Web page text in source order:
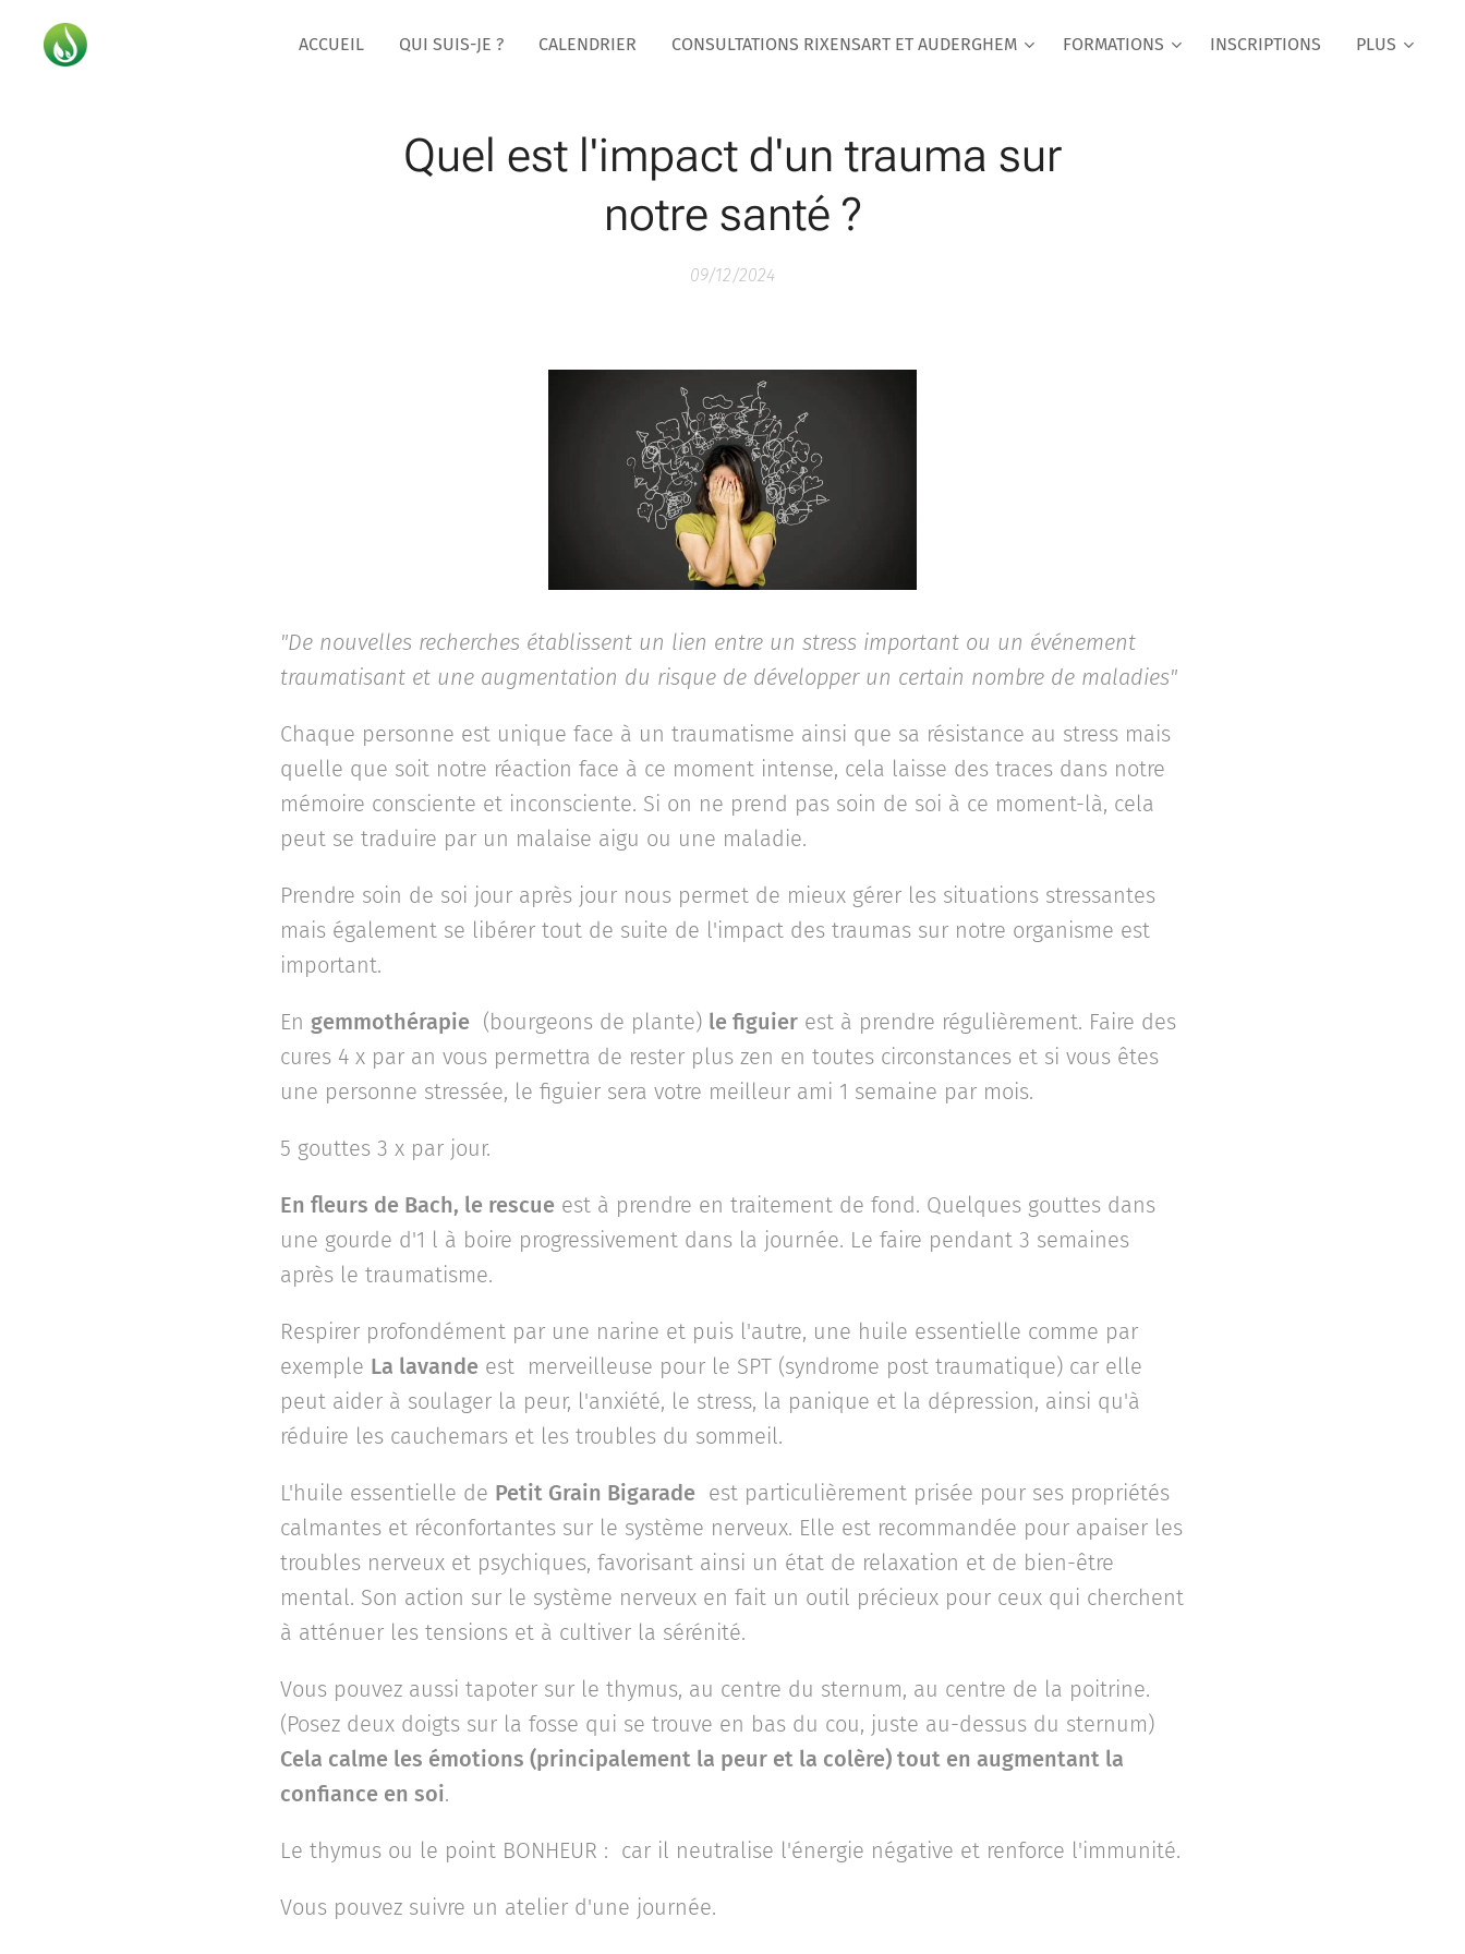
ACCUEIL QUI SUIS-JE ? CALENDRIER CONSULTATIONS RIXENSART ET AUDERGHEM FORMATIONS INSCRIPTIONS PLUS
Quel est l'impact d'un trauma sur
notre santé ?
09/12/2024
"De nouvelles recherches établissent un lien entre un stress important ou un événement
traumatisant et une augmentation du risque de développer un certain nombre de maladies"
Chaque personne est unique face à un traumatisme ainsi que sa résistance au stress mais
quelle que soit notre réaction face à ce moment intense, cela laisse des traces dans notre
mémoire consciente et inconsciente. Si on ne prend pas soin de soi à ce moment-là, cela
peut se traduire par un malaise aigu ou une maladie.
Prendre soin de soi jour après jour nous permet de mieux gérer les situations stressantes
mais également se libérer tout de suite de l'impact des traumas sur notre organisme est
important.
En gemmothérapie (bourgeons de plante) le figuier est à prendre régulièrement. Faire des
cures 4 x par an vous permettra de rester plus zen en toutes circonstances et si vous êtes
une personne stressée, le figuier sera votre meilleur ami 1 semaine par mois.
5 gouttes 3 x par jour.
En fleurs de Bach, le rescue est à prendre en traitement de fond. Quelques gouttes dans
une gourde d'1 l à boire progressivement dans la journée. Le faire pendant 3 semaines
après le traumatisme.
Respirer profondément par une narine et puis l'autre, une huile essentielle comme par
exemple La lavande est merveilleuse pour le SPT (syndrome post traumatique) car elle
peut aider à soulager la peur, l'anxiété, le stress, la panique et la dépression, ainsi qu'à
réduire les cauchemars et les troubles du sommeil.
L'huile essentielle de Petit Grain Bigarade est particulièrement prisée pour ses propriétés
calmantes et réconfortantes sur le système nerveux. Elle est recommandée pour apaiser les
troubles nerveux et psychiques, favorisant ainsi un état de relaxation et de bien-être
mental. Son action sur le système nerveux en fait un outil précieux pour ceux qui cherchent
à atténuer les tensions et à cultiver la sérénité.
Vous pouvez aussi tapoter sur le thymus, au centre du sternum, au centre de la poitrine.
(Posez deux doigts sur la fosse qui se trouve en bas du cou, juste au-dessus du sternum)
Cela calme les émotions (principalement la peur et la colère) tout en augmentant la
confiance en soi.
Le thymus ou le point BONHEUR : car il neutralise l'énergie négative et renforce l'immunité.
Vous pouvez suivre un atelier d'une journée.